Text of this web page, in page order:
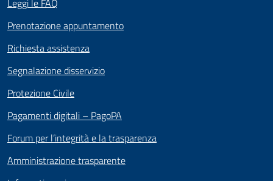
Leggi le FAQ
Prenotazione appuntamento
Richiesta assistenza
Segnalazione disservizio
Protezione Civile
Pagamenti digitali – PagoPA
Forum per l’integrità e la trasparenza
Amministrazione trasparente